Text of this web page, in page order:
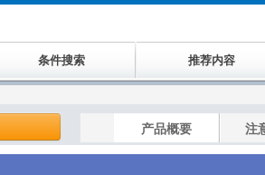
条件搜索 推荐内容
产品概要 注